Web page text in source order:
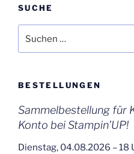
SUCHE
nach:
BESTELLUNGEN
Sammelbestellung für
Konto bei Stampin’UP!
Dienstag, 04.08.2026 – 18